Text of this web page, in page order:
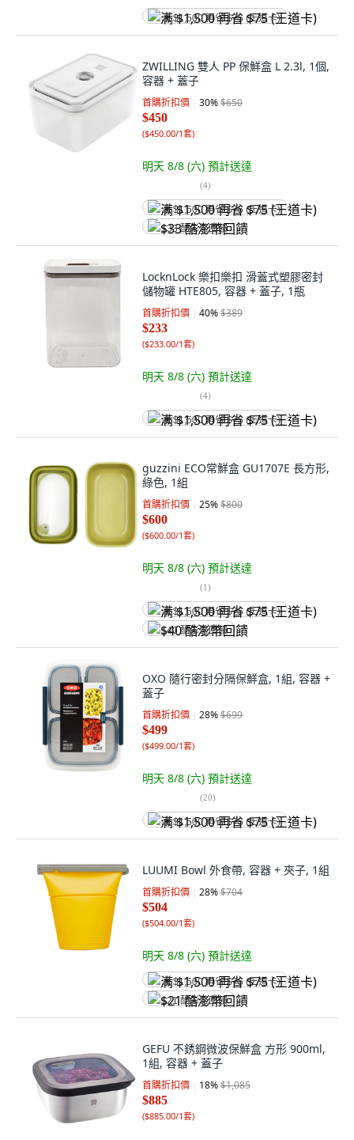
满 $1,500 再省 $75 (王道卡)
ZWILLING 雙人 PP 保鮮盒 L 2.3l, 1個,
容器 + 蓋子
首購折扣價 30%$650
$450
($450.00/1套)
明天 8/8 (六) 預計送達
(4)
满 $1,500 再省 $75 (王道卡)
$33 酷澎幣回饋
LocknLock 樂扣樂扣 滑蓋式塑膠密封
儲物罐 HTE805, 容器 + 蓋子, 1瓶
首購折扣價 40%$389
$233
($233.00/1套)
明天 8/8 (六) 預計送達
(4)
满 $1,500 再省 $75 (王道卡)
guzzini ECO常鮮盒 GU1707E 長方形,
綠色, 1組
首購折扣價 25%$800
$600
($600.00/1套)
明天 8/8 (六) 預計送達
(1)
满 $1,500 再省 $75 (王道卡)
$40 酷澎幣回饋
OXO 隨行密封分隔保鮮盒, 1組, 容器 +
蓋子
首購折扣價 28%$699
$499
($499.00/1套)
明天 8/8 (六) 預計送達
(20)
满 $1,500 再省 $75 (王道卡)
LUUMI Bowl 外食帶, 容器 + 夾子, 1組
首購折扣價 28%$704
$504
($504.00/1套)
明天 8/8 (六) 預計送達
满 $1,500 再省 $75 (王道卡)
$21 酷澎幣回饋
GEFU 不銹鋼微波保鮮盒 方形 900ml,
1組, 容器 + 蓋子
首購折扣價 18%$1,085
$885
($885.00/1套)